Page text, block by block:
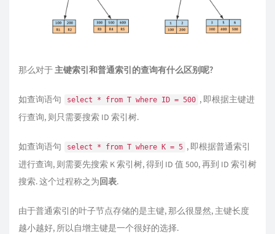
那么对于主键索引和普通索引的查询有什么区别呢?
如查询语句 select * from T where ID = 500 , 即根据主键进
行查询, 则只需要搜索 ID 索引树.
如查询语句 select * from T where K = 5 , 即根据普通索引
进行查询, 则需要先搜索 K 索引树, 得到 ID 值 500, 再到 ID 索引树
搜索. 这个过程称之为回表.
由于普通索引的叶子节点存储的是主键, 那么很显然, 主键长度
越小越好, 所以自增主键是一个很好的选择.